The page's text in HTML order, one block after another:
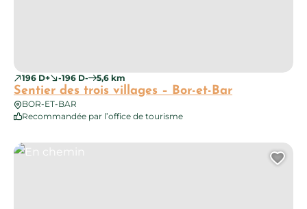
196 D+ -196 D- 5,6 km
Sentier des trois villages – Bor-et-Bar
BOR-ET-BAR
Recommandée par l’office de tourisme
En chemin